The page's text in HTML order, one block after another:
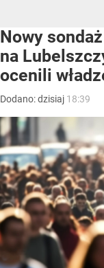
Nowy
na
ocenili
Dodano:dzisiaj 18:39